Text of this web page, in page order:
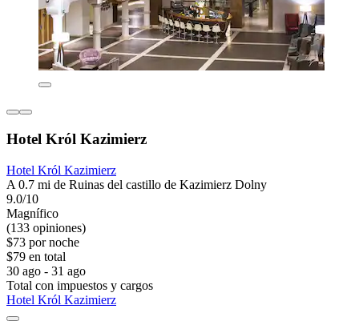
Hotel Król Kazimierz
Hotel Król Kazimierz
A 0.7 mi de Ruinas del castillo de Kazimierz Dolny
9.0/10
Magnífico
(133 opiniones)
$73 por noche
$79 en total
30 ago - 31 ago
Total con impuestos y cargos
Hotel Król Kazimierz